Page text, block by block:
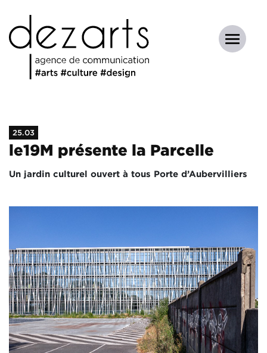
25.03
le19M présente la Parcelle
Un jardin culturel ouvert à tous Porte d’Aubervilliers